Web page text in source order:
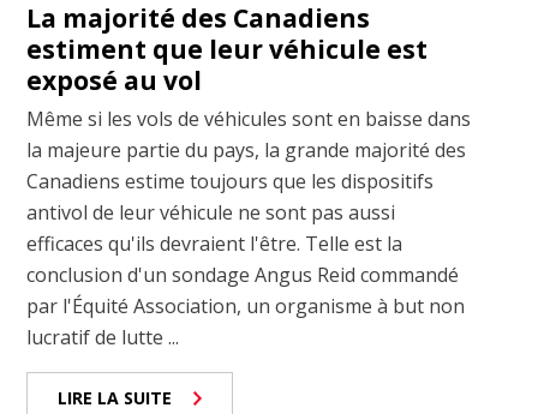
La majorité des Canadiens
estiment que leur véhicule est
exposé au vol
Même si les vols de véhicules sont en baisse dans
la majeure partie du pays, la grande majorité des
Canadiens estime toujours que les dispositifs
antivol de leur véhicule ne sont pas aussi
efficaces qu'ils devraient l'être. Telle est la
conclusion d'un sondage Angus Reid commandé
par l'Équité Association, un organisme à but non
lucratif de lutte ...
LIRE LA SUITE